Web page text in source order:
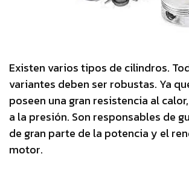
Existen varios tipos de cilindros.
variantes deben ser robustas. Ya
poseen una gran resistencia al
a la presión. Son responsables de
de gran parte de la potencia y el
motor.